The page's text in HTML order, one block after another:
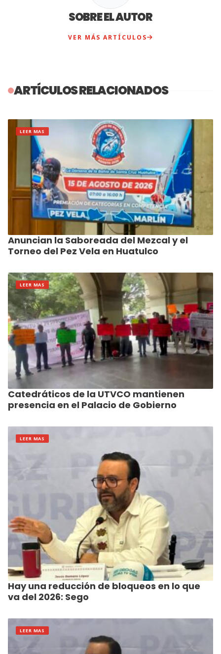
SOBRE EL AUTOR
VER MÁS ARTÍCULOS
ARTÍCULOS RELACIONADOS
LEER MAS
Anuncian la Saboreada del Mezcal y el
Torneo del Pez Vela en Huatulco
LEER MAS
Catedráticos de la UTVCO mantienen
presencia en el Palacio de Gobierno
LEER MAS
Hay una reducción de bloqueos en lo que
va del 2026: Sego
LEER MAS